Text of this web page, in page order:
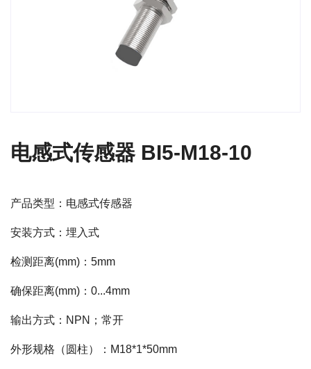
电感式传感器 BI5-M18-10
产品类型：电感式传感器
安装方式：埋入式
检测距离(mm)：5mm
确保距离(mm)：0...4mm
输出方式：NPN；常开
外形规格（圆柱）：M18*1*50mm